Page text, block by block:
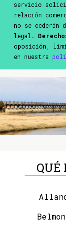
servicio
relación
no se
legal.
oposición,
en nuestra
QUÉ